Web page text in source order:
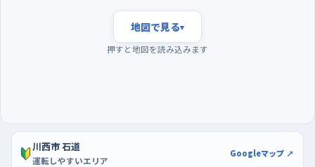
みやすく、日曜は比べると落ち着いているから、曜日でも選ぶ余
地がある。駐車の練習は、LaSoRa川西やアステ川西のような大
ら石道の直線へ出て、走る・止まる・入れるを一続きにしてみると
いい。
地図で見る▾
押すと地図を読み込みます
川西市 石道
運転しやすいエリア
Googleマップ ↗